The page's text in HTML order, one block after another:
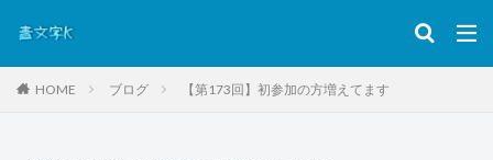
HOME ブログ 【第173回】初参加の方増えてます